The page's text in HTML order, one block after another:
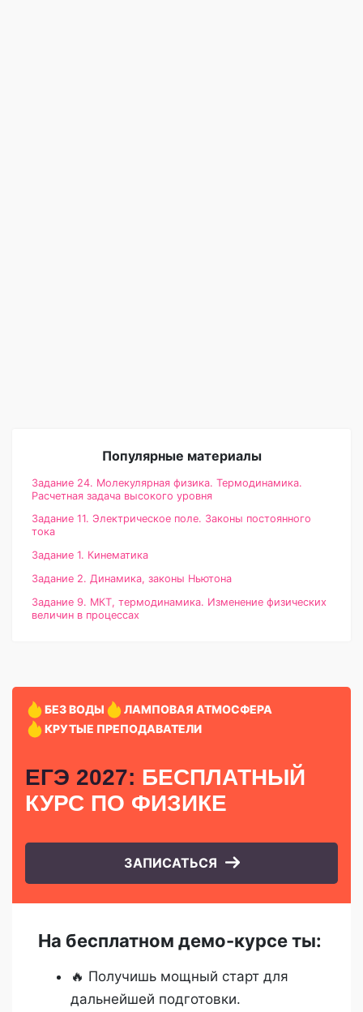
Популярные материалы
Задание 24. Молекулярная физика. Термодинамика.
Расчетная задача высокого уровня
Задание 11. Электрическое поле. Законы постоянного
тока
Задание 1. Кинематика
Задание 2. Динамика, законы Ньютона
Задание 9. МКТ, термодинамика. Изменение физических
величин в процессах
БЕЗ ВОДЫ
ЛАМПОВАЯ АТМОСФЕРА
КРУТЫЕ ПРЕПОДАВАТЕЛИ
ЕГЭ 2027: БЕСПЛАТНЫЙ
КУРС ПО ФИЗИКЕ
ЗАПИСАТЬСЯ
На бесплатном демо-курсе ты:
🔥 Получишь мощный старт для
дальнейшей подготовки.